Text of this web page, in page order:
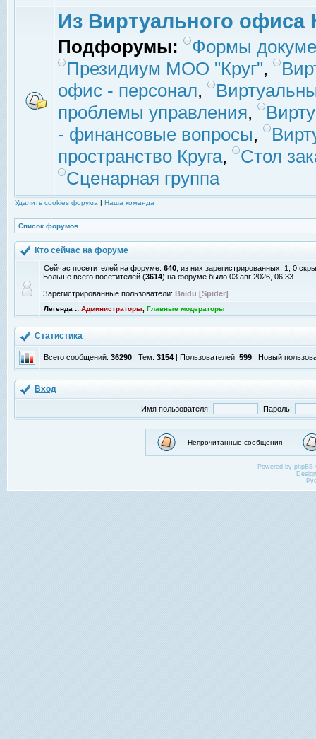
Из Виртуального офиса
Подфорумы:
Формы
Президиум МОО "Круг",
офис - персонал,
проблемы управления,
- финансовые вопросы,
пространство Круга,
Стол
Сценарная группа
Удалить cookies форума | Наша команда
Список форумов
Кто сейчас на форуме
Сейчас посетителей на форуме: 640 , из них зарегистрированных: 1, 0
Больше всего посетителей (3614) на форуме было 03 авг 2026, 06:33
Зарегистрированные пользователи: Baidu [Spider]
Легенда :: Администраторы Главные модераторы
Статистика
Всего сообщений: 36290 | Тем: 3154 | Пользователей: 599 | Новый
Вход
Имя пользователя: Пароль:
Непрочитанные сообщения
Powered by phpBB